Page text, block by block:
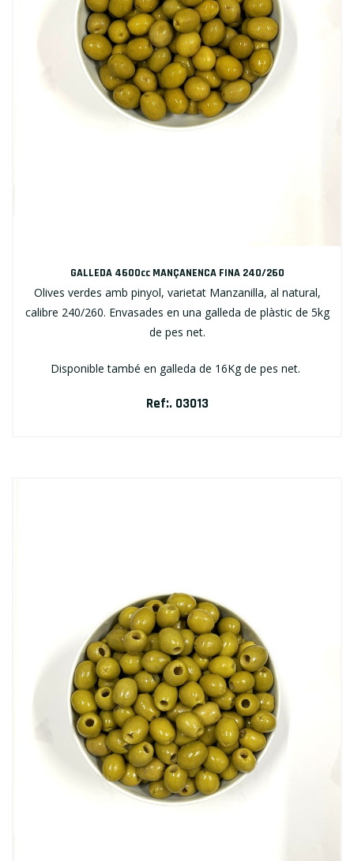
GALLEDA 4600cc MANÇANENCA FINA 240/260
Olives verdes amb pinyol, varietat Manzanilla, al natural,
calibre 240/260. Envasades en una galleda de plàstic de 5kg
de pes net.
Disponible també en galleda de 16Kg de pes net.
Ref:. 03013